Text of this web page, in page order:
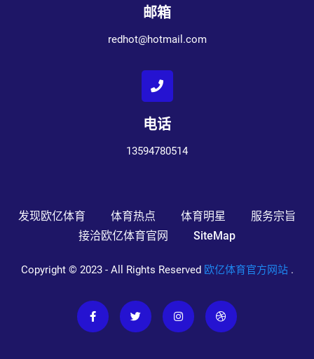
邮箱
redhot@hotmail.com
电话
13594780514
发现欧亿体育 体育热点 体育明星
服务宗旨
接洽欧亿体育官网
SiteMap
Copyright © 2023 - All Rights Reserved 欧亿体育官方网站.